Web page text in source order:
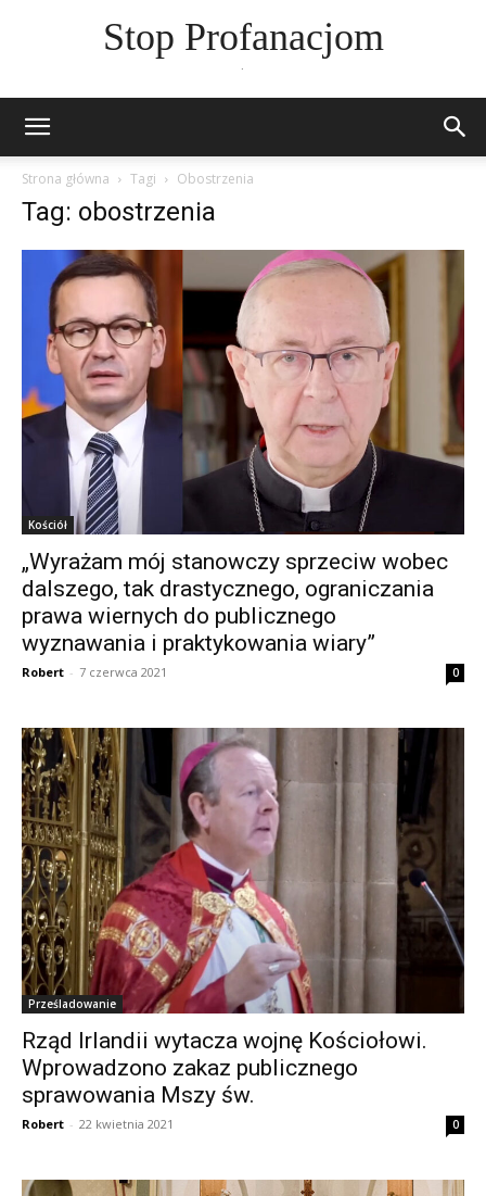
Stop Profanacjom
Strona główna Tagi Obostrzenia
Tag: obostrzenia
Kościół
„Wyrażam mój stanowczy sprzeciw wobec
dalszego, tak drastycznego, ograniczania
prawa wiernych do publicznego
wyznawania i praktykowania wiary”
Robert - 7 czerwca 2021 0
Prześladowanie
Rząd Irlandii wytacza wojnę Kościołowi.
Wprowadzono zakaz publicznego
sprawowania Mszy św.
Robert - 22 kwietnia 2021 0